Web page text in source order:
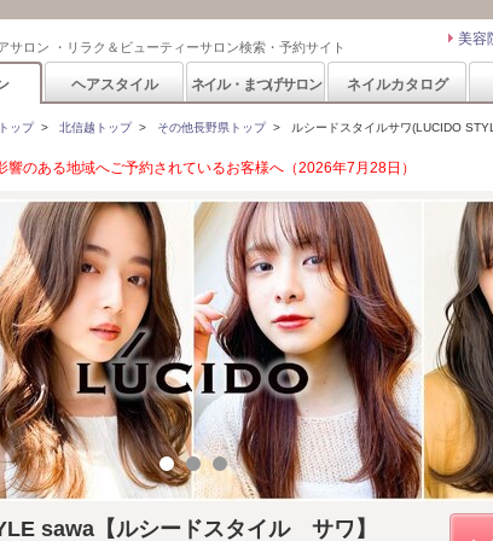
サロン ・リラク＆ビューティーサロン検索・予約サイト 美容
ヘアスタイル ネイル・まつげサロン ネイルカタログ
ップ> 北信越トップ> その他長野県トップ> ルシードスタイルサワ(LUCIDO
響のある地域へご予約されているお客様へ（2026年7月28日）
sawa【ルシードスタイル サワ】